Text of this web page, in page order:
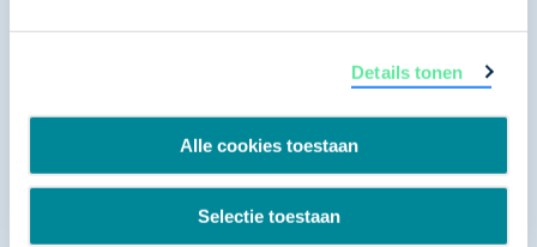
Details tonen
Alle cookies toestaan
Selectie toestaan
strategisch beleidsadviseur
Betaaltermijnen, MKB in Brussel, MKB-beleid, MKB-
innovatiebeleid, Ondernemersagenda, Regeldruk,
Regionale MKB agenda